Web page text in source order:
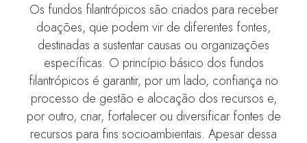
Os fundos filantrópicos são criados para receber
doações, que podem vir de diferentes fontes,
destinadas a sustentar causas ou organizações
específicas. O princípio básico dos fundos
filantrópicos é garantir, por um lado, confiança no
processo de gestão e alocação dos recursos e,
por outro, criar, fortalecer ou diversificar fontes de
recursos para fins socioambientais. Apesar dessa